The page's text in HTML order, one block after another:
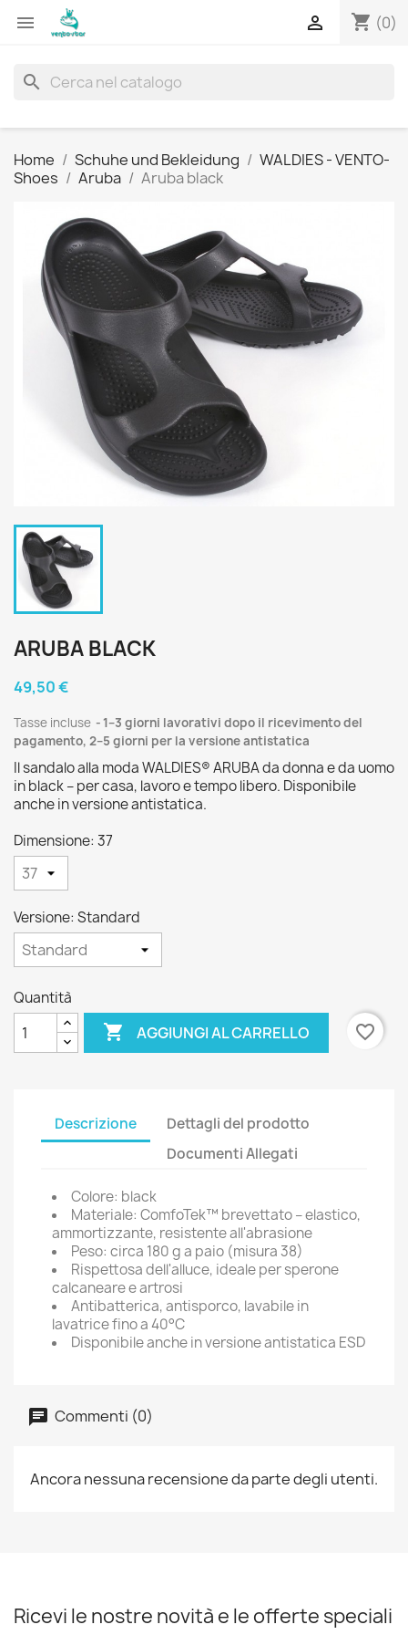
 shopping_cart (0)

search
Home Schuhe und Bekleidung
WALDIES - VENTO-
Shoes
Aruba Aruba black
ARUBA BLACK
49,50 €
Tasse incluse
1–3 giorni lavorativi dopo il ricevimento del
pagamento, 2–5 giorni per la versione antistatica
Il sandalo alla moda WALDIES® ARUBA da donna e da uomo
in black – per casa, lavoro e tempo libero. Disponibile
anche in versione antistatica.
Dimensione: 37
Versione: Standard
Quantità
 AGGIUNGI AL CARRELLO favorite_border
Descrizione
Dettagli del prodotto
Documenti Allegati
Colore: black
Materiale: ComfoTek™ brevettato – elastico,
ammortizzante, resistente all'abrasione
Peso: circa 180 g a paio (misura 38)
Rispettosa dell'alluce, ideale per sperone
calcaneare e artrosi
Antibatterica, antisporco, lavabile in
lavatrice fino a 40°C
Disponibile anche in versione antistatica ESD
Commenti (0)
Ancora nessuna recensione da parte degli utenti.
Ricevi le nostre novità e le offerte speciali